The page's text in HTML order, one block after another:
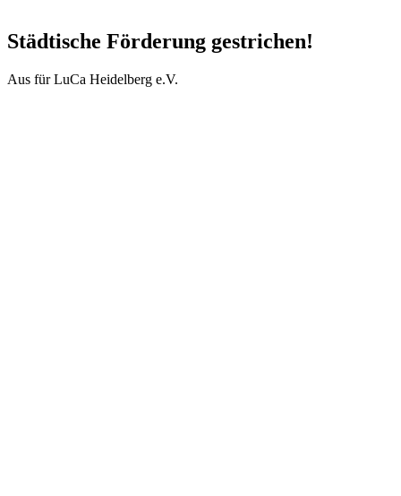
Städtische Förderung gestrichen!
Aus für LuCa Heidelberg e.V.